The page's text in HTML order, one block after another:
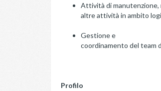
Attività di manutenzione,
altre attività in ambito
Gestione e
coordinamento del team
Profilo